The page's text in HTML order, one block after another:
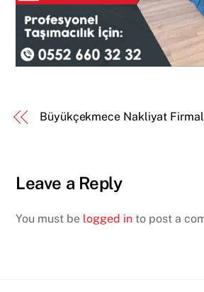
Büyükçekmece Nakliyat
Leave a Reply
You must be logged in to post a